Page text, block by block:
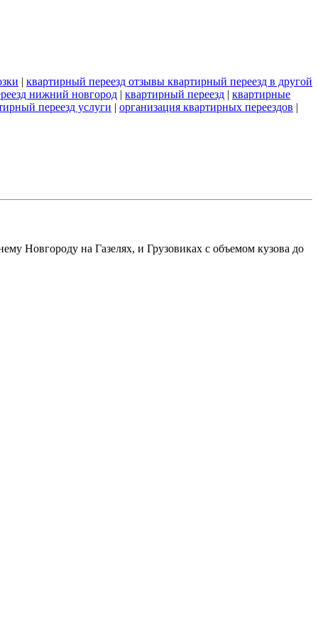
| квартирный переезд отзывы квартирный переезд в другой
нижний новгород | квартирный переезд | квартирные
переезд услуги | организация квартирных переездов |
Новгороду на Газелях, и Грузовиках с объемом кузова до